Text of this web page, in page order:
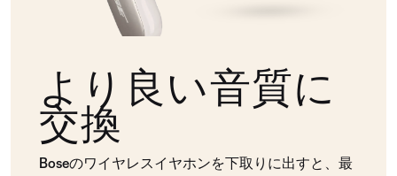
より良い音質に
交換
Boseのワイヤレスイヤホンを下取りに出すと、最